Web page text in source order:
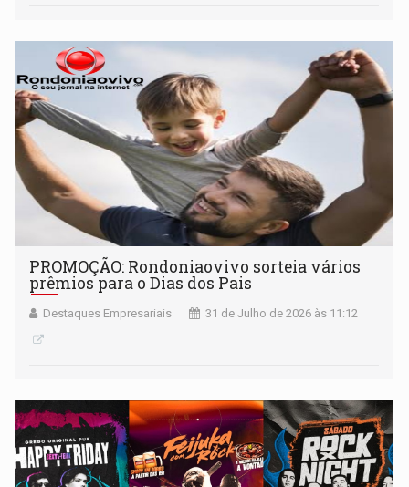
PROMOÇÃO: Rondoniaovivo sorteia vários
prêmios para o Dias dos Pais
Destaques Empresariais 31 de Julho de 2026 às 11:12